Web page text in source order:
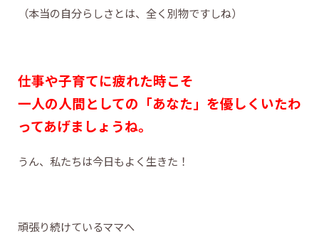
（本当の自分らしさとは、全く別物ですしね）
仕事や子育てに疲れた時こそ
一人の人間としての「あなた」を優しくいたわ
ってあげましょうね。
うん、私たちは今日もよく生きた！
頑張り続けているママへ